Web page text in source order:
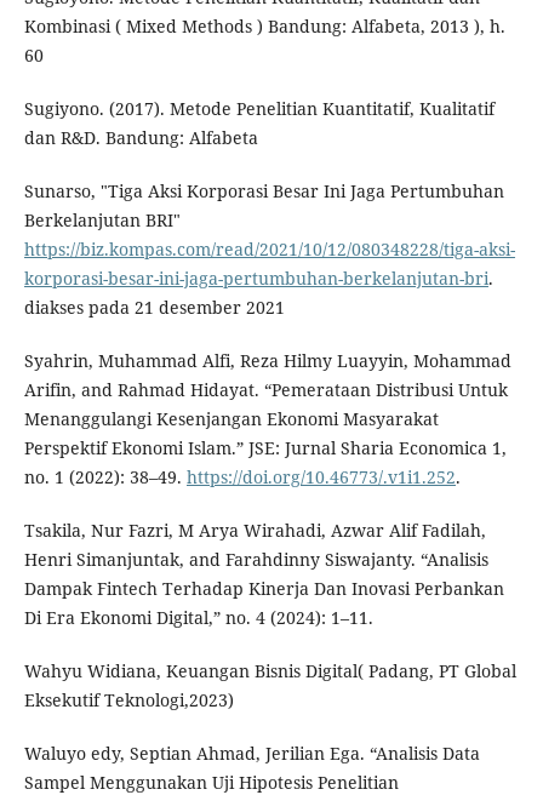
Kombinasi ( Mixed Methods ) Bandung: Alfabeta, 2013 ), h.
60
Sugiyono. (2017). Metode Penelitian Kuantitatif, Kualitatif
dan R&D. Bandung: Alfabeta
Sunarso, "Tiga Aksi Korporasi Besar Ini Jaga Pertumbuhan
Berkelanjutan BRI"
https://biz.kompas.com/read/2021/10/12/080348228/tiga-aksi-
korporasi-besar-ini-jaga-pertumbuhan-berkelanjutan-bri.
diakses pada 21 desember 2021
Syahrin, Muhammad Alfi, Reza Hilmy Luayyin, Mohammad
Arifin, and Rahmad Hidayat. “Pemerataan Distribusi Untuk
Menanggulangi Kesenjangan Ekonomi Masyarakat
Perspektif Ekonomi Islam.” JSE: Jurnal Sharia Economica 1,
no. 1 (2022): 38–49. https://doi.org/10.46773/.v1i1.252.
Tsakila, Nur Fazri, M Arya Wirahadi, Azwar Alif Fadilah,
Henri Simanjuntak, and Farahdinny Siswajanty. “Analisis
Dampak Fintech Terhadap Kinerja Dan Inovasi Perbankan
Di Era Ekonomi Digital,” no. 4 (2024): 1–11.
Wahyu Widiana, Keuangan Bisnis Digital( Padang, PT Global
Eksekutif Teknologi,2023)
Waluyo edy, Septian Ahmad, Jerilian Ega. “Analisis Data
Sampel Menggunakan Uji Hipotesis Penelitian